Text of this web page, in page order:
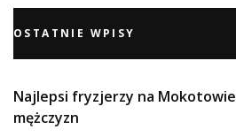
OSTATNIE WPISY
Najlepsi fryzjerzy na
mężczyzn